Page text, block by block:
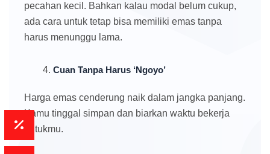
pecahan kecil. Bahkan kalau modal belum cukup,
ada cara untuk tetap bisa memiliki emas tanpa
harus menunggu lama.
Cuan Tanpa Harus ‘Ngoyo’
Harga emas cenderung naik dalam jangka panjang.
Kamu tinggal simpan dan biarkan waktu bekerja
untukmu.